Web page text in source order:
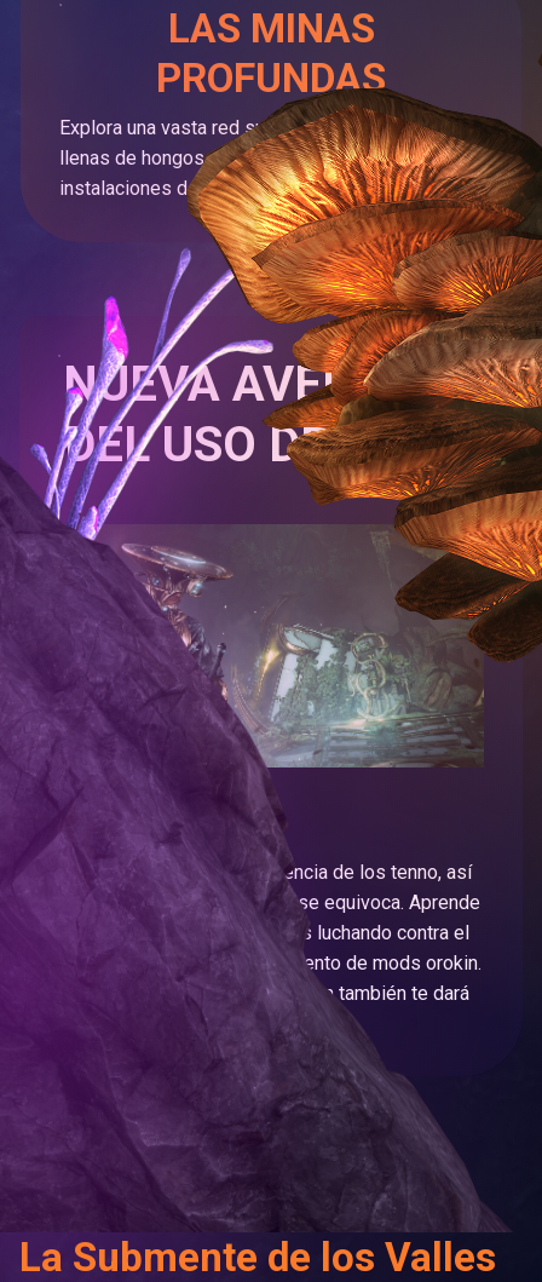
LAS MINAS
PROFUNDAS
Explora una vasta red subterránea de cavernas
llenas de hongos amenazadas por las
instalaciones del Corpus.
NUEVA AVENTURA
DEL USO DE MODS
El Maestro
Teshin duda de la supervivencia de los tenno, así
que debes demostrarle que se equivoca. Aprende
los fundamentos de los mods luchando contra el
Corpus para obtener el segmento de mods orokin.
¡Una vez que lo consigas, Teshin también te dará
el nuevo rifle Thornbak!
La Submente de los Valles